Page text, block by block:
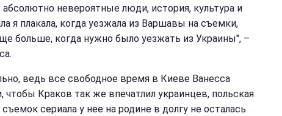
невероятные люди, история, культура и
я плакала, когда уезжала из Варшавы на съемки,
больше, когда нужно было уезжать из Украины", –
ведь все свободное время в Киеве Ванесса
чтобы Краков так же впечатлил украинцев, польская
сериала у нее на родине в долгу не осталась.